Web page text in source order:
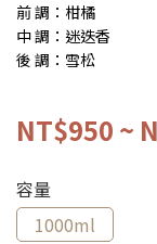
前 調：柑橘
中 調：迷迭香
後 調：雪松
NT$950 ~
容量
1000ml